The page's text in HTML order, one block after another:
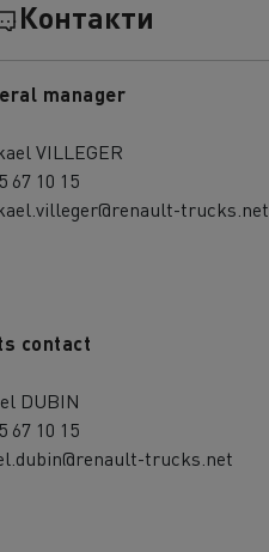
Контакти
manager
VILLEGER
67 10 15
trucks.net
contact
DUBIN
67 10 15
trucks.net